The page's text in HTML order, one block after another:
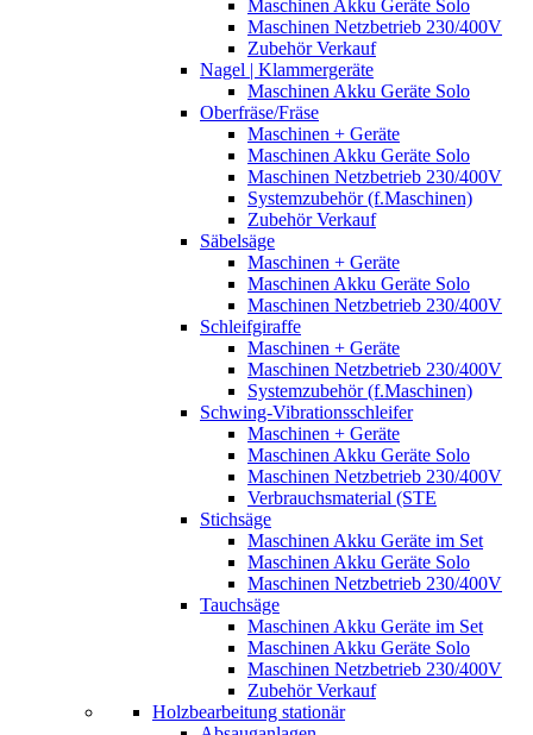
Maschinen Akku Geräte Solo
Maschinen Netzbetrieb 230/400V
Zubehör Verkauf
Nagel | Klammergeräte
Maschinen Akku Geräte Solo
Oberfräse/Fräse
Maschinen + Geräte
Maschinen Akku Geräte Solo
Maschinen Netzbetrieb 230/400V
Systemzubehör (f.Maschinen)
Zubehör Verkauf
Säbelsäge
Maschinen + Geräte
Maschinen Akku Geräte Solo
Maschinen Netzbetrieb 230/400V
Schleifgiraffe
Maschinen + Geräte
Maschinen Netzbetrieb 230/400V
Systemzubehör (f.Maschinen)
Schwing-Vibrationsschleifer
Maschinen + Geräte
Maschinen Akku Geräte Solo
Maschinen Netzbetrieb 230/400V
Verbrauchsmaterial (STE
Stichsäge
Maschinen Akku Geräte im Set
Maschinen Akku Geräte Solo
Maschinen Netzbetrieb 230/400V
Tauchsäge
Maschinen Akku Geräte im Set
Maschinen Akku Geräte Solo
Maschinen Netzbetrieb 230/400V
Zubehör Verkauf
Holzbearbeitung stationär